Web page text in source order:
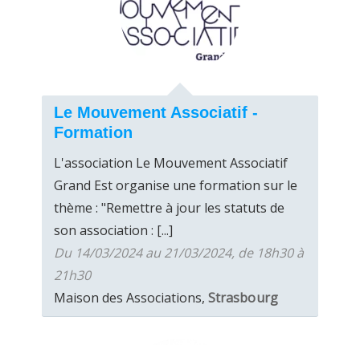
Le Mouvement Associatif -
Formation
L'association Le Mouvement Associatif
Grand Est organise une formation sur le
thème : "Remettre à jour les statuts de
son association : [...]
Du 14/03/2024 au 21/03/2024, de 18h30 à
21h30
Maison des Associations, Strasbourg